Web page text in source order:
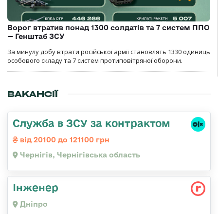
Ворог втратив понад 1300 солдатів та 7 систем ППО
— Генштаб ЗСУ
За минулу добу втрати російської армії становлять 1330 одиниць
особового складу та 7 систем протиповітряної оборони.
ВАКАНСІЇ
Служба в ЗСУ за контрактом
від 20100 до 121100 грн
Чернігів, Чернігівська область
Інженер
Дніпро